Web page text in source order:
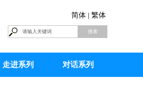
简体 | 繁体
走进系列 对话系列